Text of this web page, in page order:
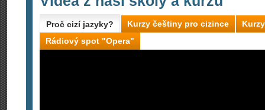
Proč cizí jazyky? Kurzy češtiny pro cizince
Rádiový spot "Opera"